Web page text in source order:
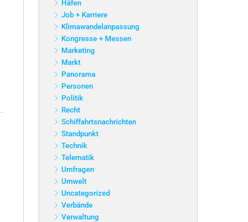
Häfen
Job + Karriere
Klimawandelanpassung
Kongresse + Messen
Marketing
Markt
Panorama
Personen
Politik
Recht
Schiffahrtsnachrichten
Standpunkt
Technik
Telematik
Umfragen
Umwelt
Uncategorized
Verbände
Verwaltung